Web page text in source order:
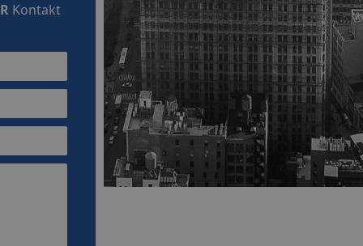
Kontakt